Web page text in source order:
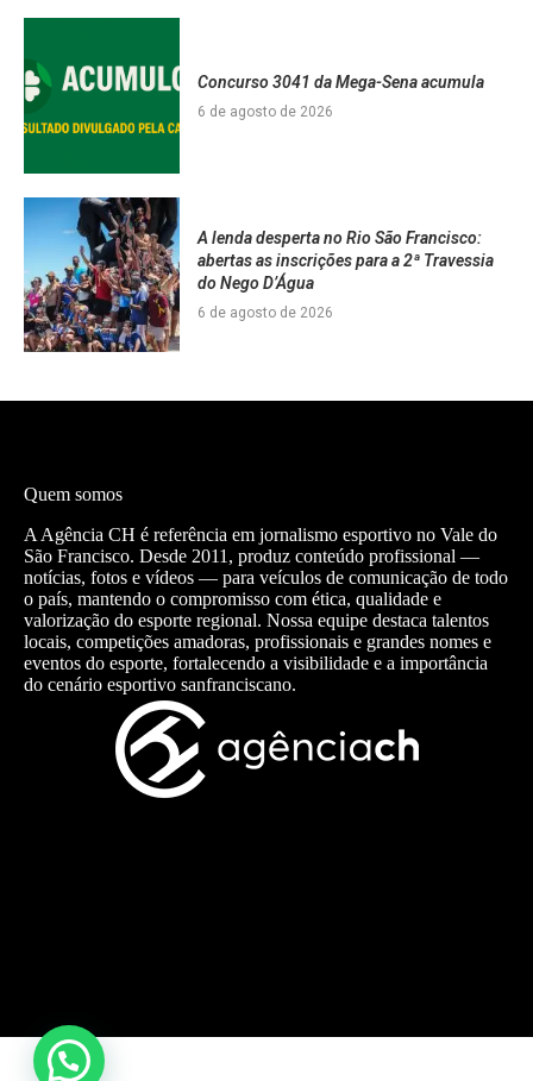
Concurso 3041 da Mega-Sena acumula
6 de agosto de 2026
A lenda desperta no Rio São Francisco:
abertas as inscrições para a 2ª Travessia
do Nego D’Água
6 de agosto de 2026
Quem somos
A Agência CH é referência em jornalismo esportivo no Vale do
São Francisco. Desde 2011, produz conteúdo profissional —
notícias, fotos e vídeos — para veículos de comunicação de todo
o país, mantendo o compromisso com ética, qualidade e
valorização do esporte regional. Nossa equipe destaca talentos
locais, competições amadoras, profissionais e grandes nomes e
eventos do esporte, fortalecendo a visibilidade e a importância
do cenário esportivo sanfranciscano.